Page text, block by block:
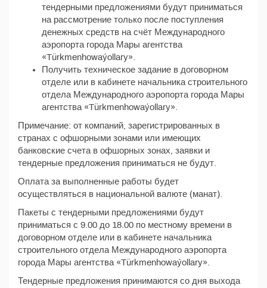
тендерными предложениями будут приниматься
на рассмотрение только после поступления
денежных средств на счёт Международного
аэропорта города Мары агентства
«Türkmenhowaýollary».
Получить техническое задание в договорном
отделе или в кабинете начальника строительного
отдела Международного аэропорта города Мары
агентства «Türkmenhowaýollary».
Примечание: от компаний, зарегистрированных в
странах с офшорными зонами или имеющих
банковские счета в офшорных зонах, заявки и
тендерные предложения приниматься не будут.
Оплата за выполненные работы будет
осуществляться в национальной валюте (манат).
Пакеты с тендерными предложениями будут
приниматься с 9.00 до 18.00 по местному времени в
договорном отделе или в кабинете начальника
строительного отдела Международного аэропорта
города Мары агентства «Türkmenhowaýollary».
Тендерные предложения принимаются со дня выхода